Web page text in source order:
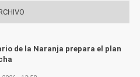
de la Naranja prepara el plan